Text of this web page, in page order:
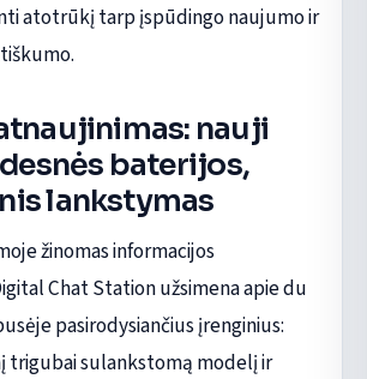
atotrūkį tarp įspūdingo naujumo ir
nauji
baterijos,
lankstymas
žinomas informacijos
Chat Station užsimena apie du
pasirodysiančius įrenginius:
trigubai sulankstomą modelį ir